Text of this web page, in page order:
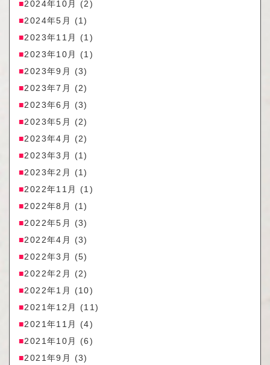
2024年10月
(2)
2024年5月
(1)
2023年11月
(1)
2023年10月
(1)
2023年9月
(3)
2023年7月
(2)
2023年6月
(3)
2023年5月
(2)
2023年4月
(2)
2023年3月
(1)
2023年2月
(1)
2022年11月
(1)
2022年8月
(1)
2022年5月
(3)
2022年4月
(3)
2022年3月
(5)
2022年2月
(2)
2022年1月
(10)
2021年12月
(11)
2021年11月
(4)
2021年10月
(6)
2021年9月
(3)